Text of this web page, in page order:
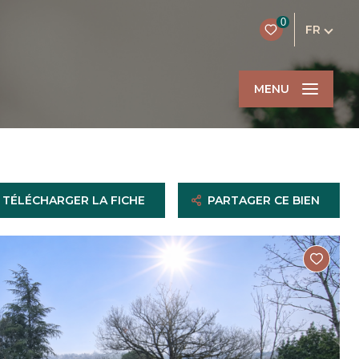
0
FR
MENU
TÉLÉCHARGER LA FICHE PARTAGER CE BIEN